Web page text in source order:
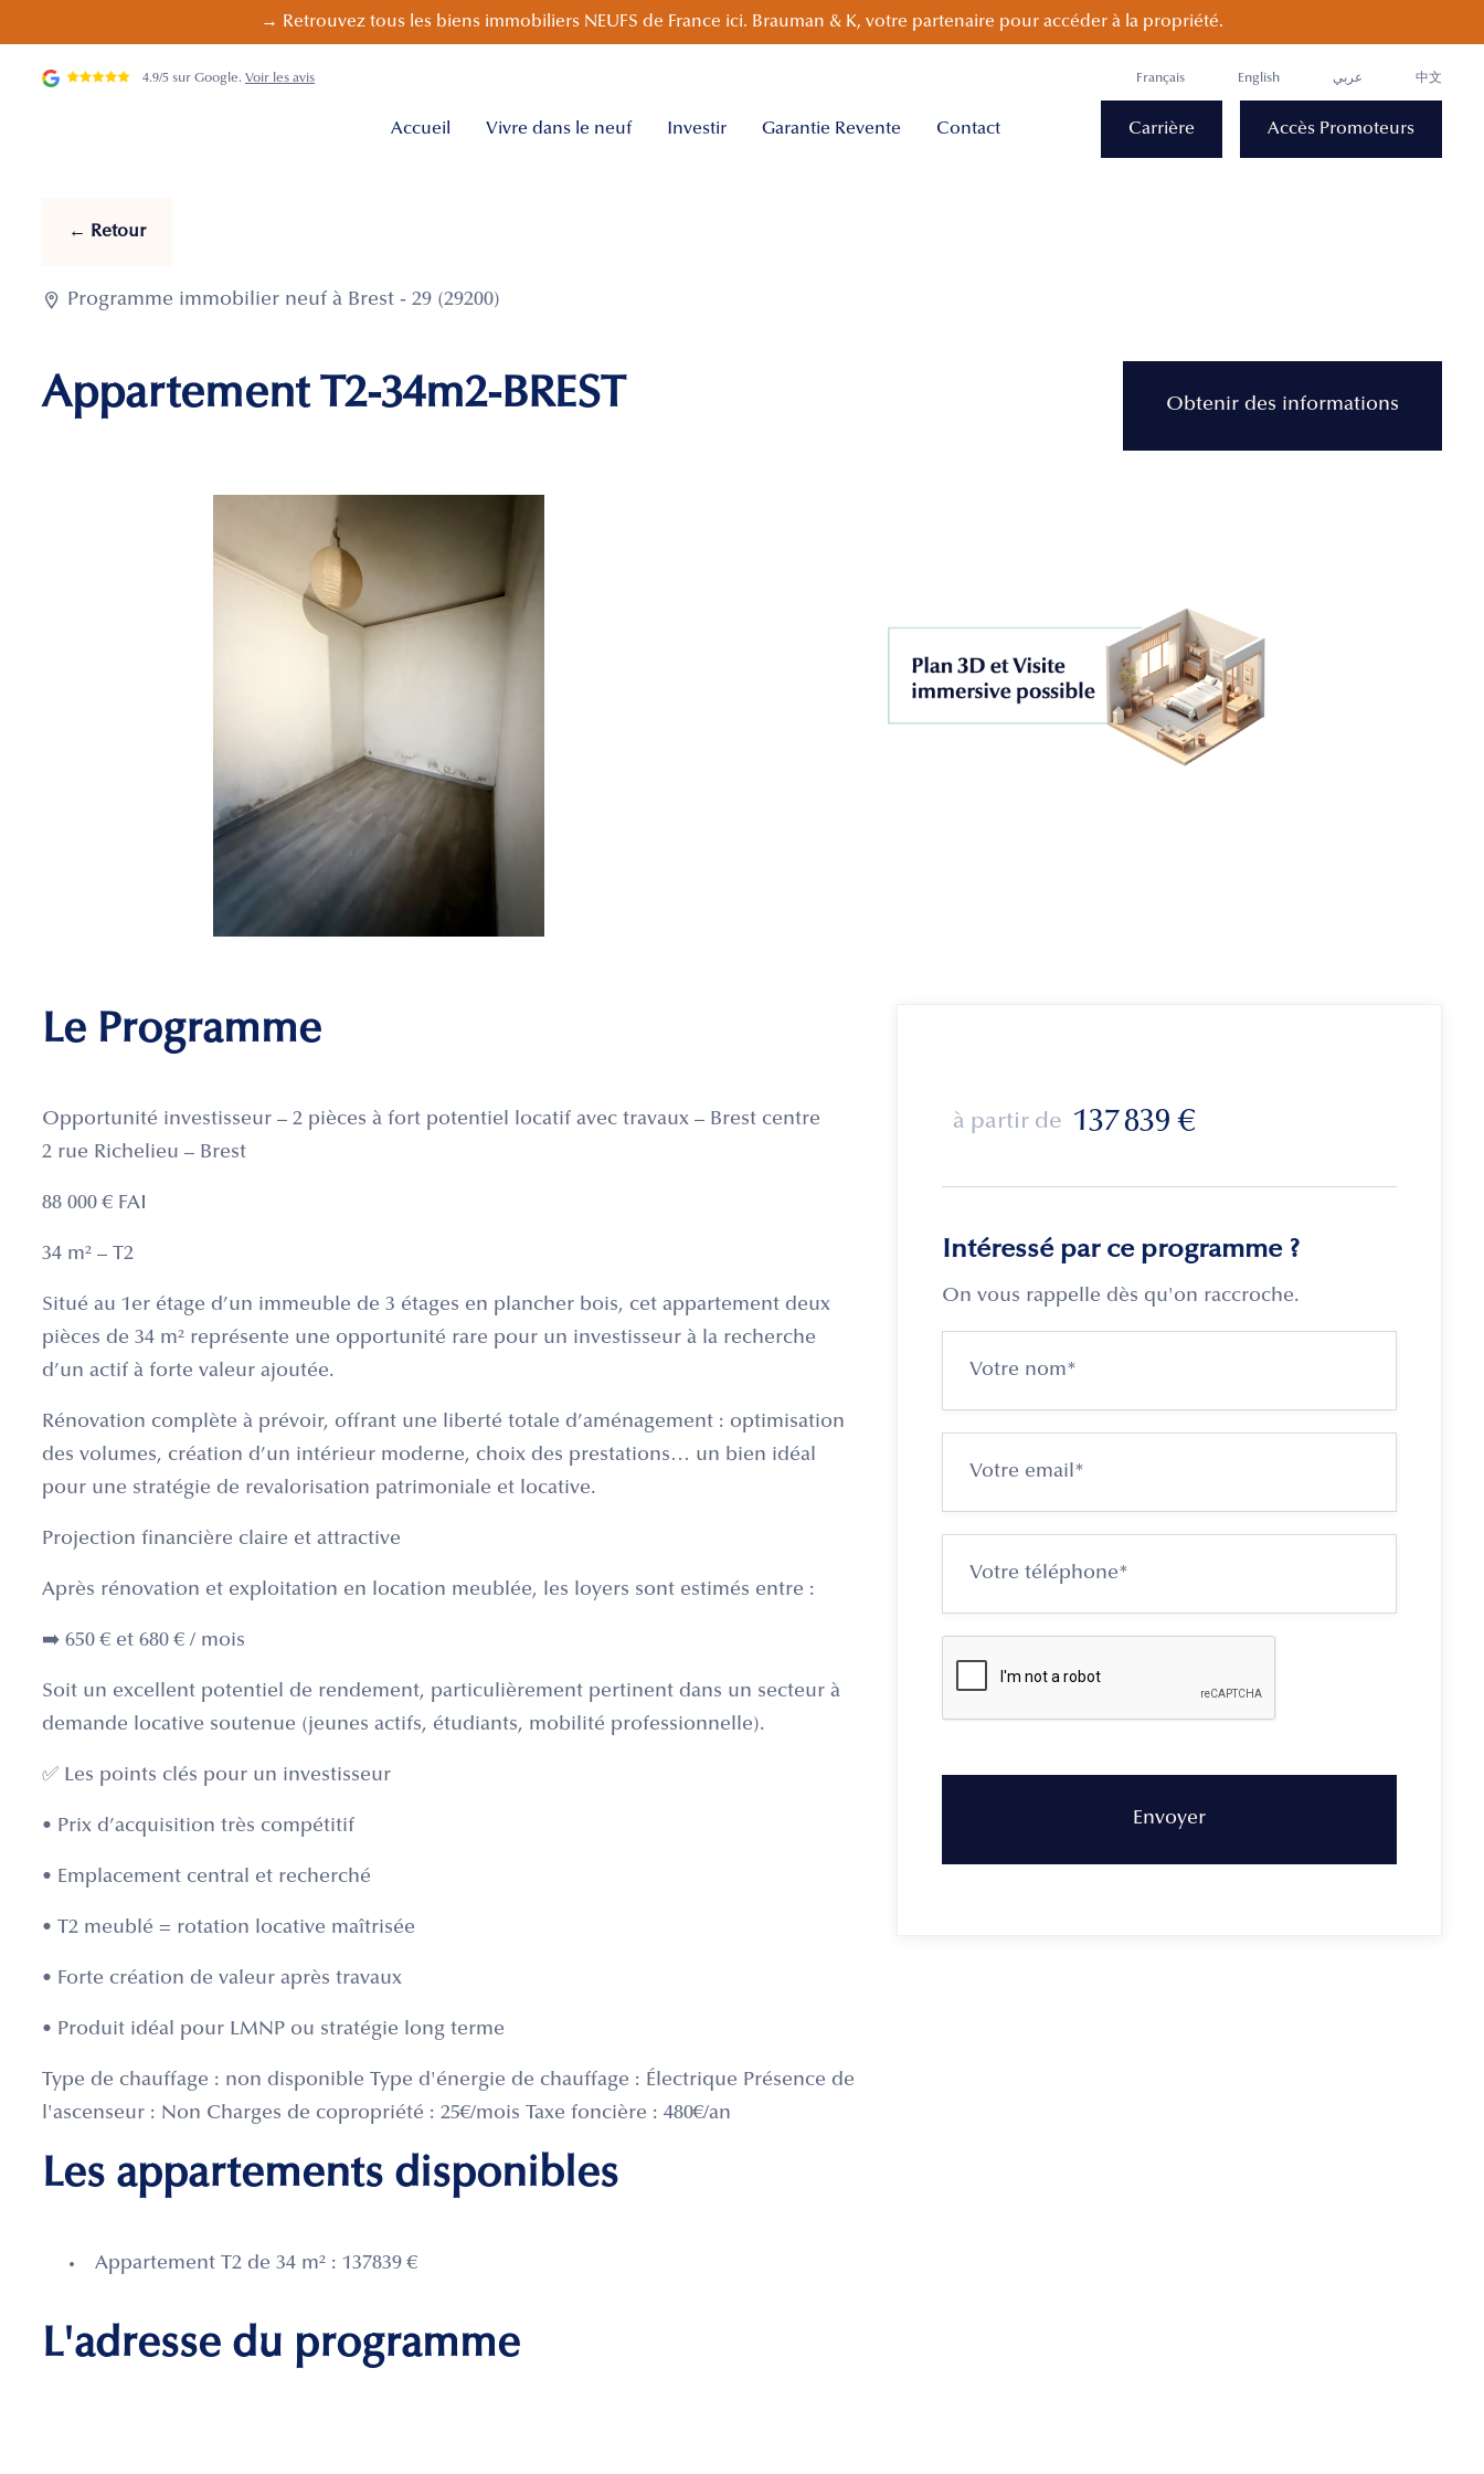
→ Retrouvez tous les biens immobiliers NEUFS de France ici. Brauman & K, votre partenaire pour accéder à la propriété.
4.9/5 sur Google. Voir les avis Français English عربي 中文
Accueil Vivre dans le neuf Investir Garantie Revente Contact Carrière Accès Promoteurs
← Retour
 Programme immobilier neuf à Brest - 29 (29200)
Appartement T2-34m2-BREST Obtenir des informations
Le Programme
Opportunité investisseur – 2 pièces à fort potentiel locatif avec travaux – Brest centre
2 rue Richelieu – Brest
88 000 € FAI
34 m² – T2
Situé au 1er étage d’un immeuble de 3 étages en plancher bois, cet appartement deux
pièces de 34 m² représente une opportunité rare pour un investisseur à la recherche
d’un actif à forte valeur ajoutée.
Rénovation complète à prévoir, offrant une liberté totale d’aménagement : optimisation
des volumes, création d’un intérieur moderne, choix des prestations… un bien idéal
pour une stratégie de revalorisation patrimoniale et locative.
Projection financière claire et attractive
Après rénovation et exploitation en location meublée, les loyers sont estimés entre :
➡️ 650 € et 680 € / mois
Soit un excellent potentiel de rendement, particulièrement pertinent dans un secteur à
demande locative soutenue (jeunes actifs, étudiants, mobilité professionnelle).
✅ Les points clés pour un investisseur
• Prix d’acquisition très compétitif
• Emplacement central et recherché
• T2 meublé = rotation locative maîtrisée
• Forte création de valeur après travaux
• Produit idéal pour LMNP ou stratégie long terme
Type de chauffage : non disponible Type d'énergie de chauffage : Électrique Présence de
l'ascenseur : Non Charges de copropriété : 25€/mois Taxe foncière : 480€/an
Les appartements disponibles
Appartement T2 de 34 m² : 137839 €
L'adresse du programme
à partir de 137 839 €
Intéressé par ce programme ?
On vous rappelle dès qu'on raccroche.